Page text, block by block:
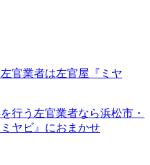
行う左官業者なら浜松市・
ヤビ』におまかせ